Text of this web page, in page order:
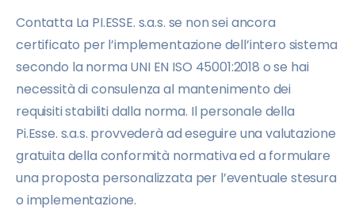
Contatta La PI.ESSE. s.a.s. se non sei ancora
certificato per l’implementazione dell’intero sistema
secondo la norma UNI EN ISO 45001:2018 o se hai
necessità di consulenza al mantenimento dei
requisiti stabiliti dalla norma. Il personale della
Pi.Esse. s.a.s. provvederà ad eseguire una valutazione
gratuita della conformità normativa ed a formulare
una proposta personalizzata per l’eventuale stesura
o implementazione.